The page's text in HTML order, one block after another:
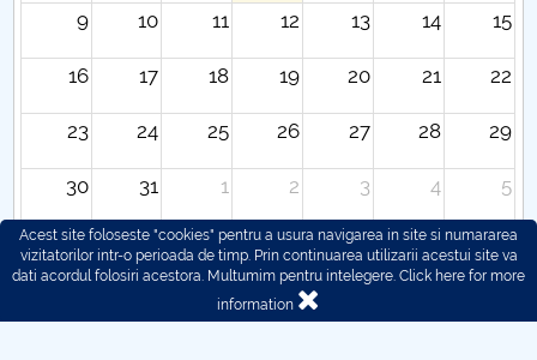
9 10 11 12 13 14 15
16 17 18 19 20 21 22
23 24 25 26 27 28 29
30 31 1 2 3 4 5
Acest site foloseste "cookies" pentru a usura navigarea in site si numararea
vizitatorilor intr-o perioada de timp. Prin continuarea utilizarii acestui site va
dati acordul folosiri acestora. Multumim pentru intelegere. Click here for more
information